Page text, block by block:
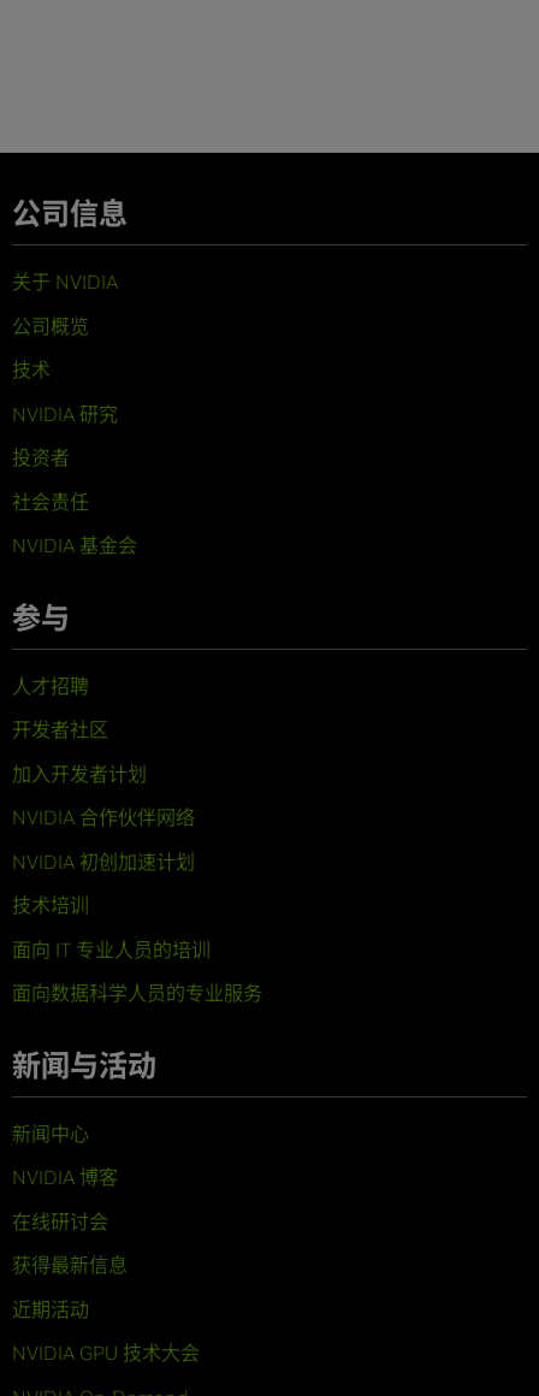
公司信息
关于 NVIDIA
公司概览
技术
NVIDIA 研究
投资者
社会责任
NVIDIA 基金会
参与
人才招聘
开发者社区
加入开发者计划
NVIDIA 合作伙伴网络
NVIDIA 初创加速计划
技术培训
面向 IT 专业人员的培训
面向数据科学人员的专业服务
新闻与活动
新闻中心
NVIDIA 博客
在线研讨会
获得最新信息
近期活动
NVIDIA GPU 技术大会